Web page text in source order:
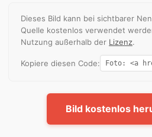
Dieses Bild kann bei sichtbarer
Quelle kostenlos verwendet
Nutzung außerhalb der Lizenz.
Kopiere diesen Code:
Bild kostenlos